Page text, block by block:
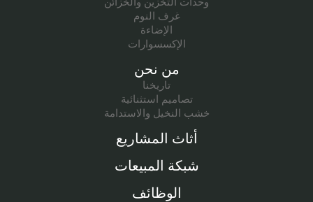
غرف النوم
الإضاءة
الإكسسوارات
من نحن
تاريخنا
تصاميم استثنائية
خشب النخيل والاستدامة
أثاث المشاريع
شبكة المبيعات
الوظائف